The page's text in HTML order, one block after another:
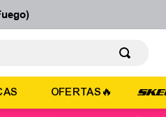
OFERTAS🔥